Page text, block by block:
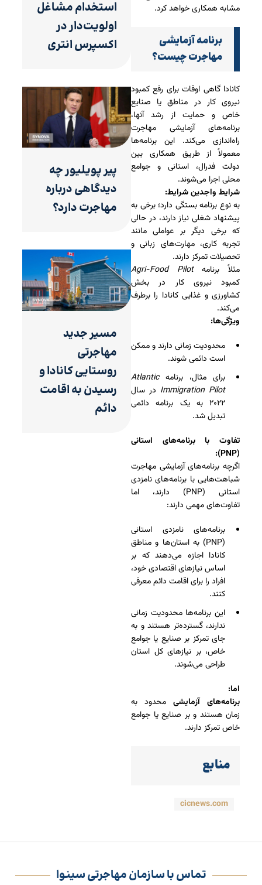
مشابه همکاری خواهد کرد.
برنامه آزمایشی
مهاجرت چیست؟
کانادا گاهی اوقات برای رفع کمبود
نیروی کار در مناطق یا صنایع
خاص و حمایت از رشد آنها،
برنامه‌های آزمایشی مهاجرت
راه‌اندازی می‌کند. این برنامه‌ها
معمولاً از طریق همکاری بین
دولت فدرال، استانی و جوامع
محلی اجرا می‌شوند.
شرایط واجدین شرایط:
به نوع برنامه بستگی دارد؛ برخی به
پیشنهاد شغلی نیاز دارند، در حالی
که برخی دیگر بر عواملی مانند
تجربه کاری، مهارت‌های زبانی و
تحصیلات تمرکز دارند.
مثلاً برنامهAgri-Food Pilot
کمبود نیروی کار در بخش
کشاورزی و غذایی کانادا را برطرف
می‌کند.
ویژگی‌ها:
محدودیت زمانی دارند و ممکن
است دائمی شوند.
برای مثال، برنامهAtlantic
Immigration Pilot در سال
۲۰۲۲ به یک برنامه دائمی
تبدیل شد.
تفاوت با برنامه‌های استانی
(PNP):
اگرچه برنامه‌های آزمایشی مهاجرت
شباهت‌هایی با برنامه‌های نامزدی
استانی (PNP) دارند، اما
تفاوت‌های مهمی دارند:
برنامه‌های نامزدی استانی
(PNP) به استان‌ها و مناطق
کانادا اجازه می‌دهند که بر
اساس نیازهای اقتصادی خود،
افراد را برای اقامت دائم معرفی
کنند.
این برنامه‌ها محدودیت زمانی
ندارند، گسترده‌تر هستند و به
جای تمرکز بر صنایع یا جوامع
خاص، بر نیازهای کل استان
طراحی می‌شوند.
اما:
برنامه‌های آزمایشی محدود به
زمان هستند و بر صنایع یا جوامع
خاص تمرکز دارند.
منابع
cicnews.com
استخدام مشاغل
اولویت‌دار در
اکسپرس انتری
پیر پویلیور چه
دیدگاهی درباره
مهاجرت دارد؟
مسیر جدید
مهاجرتی
روستایی کانادا و
رسیدن به اقامت
دائم
تماس با سازمان مهاجرتی سینوا